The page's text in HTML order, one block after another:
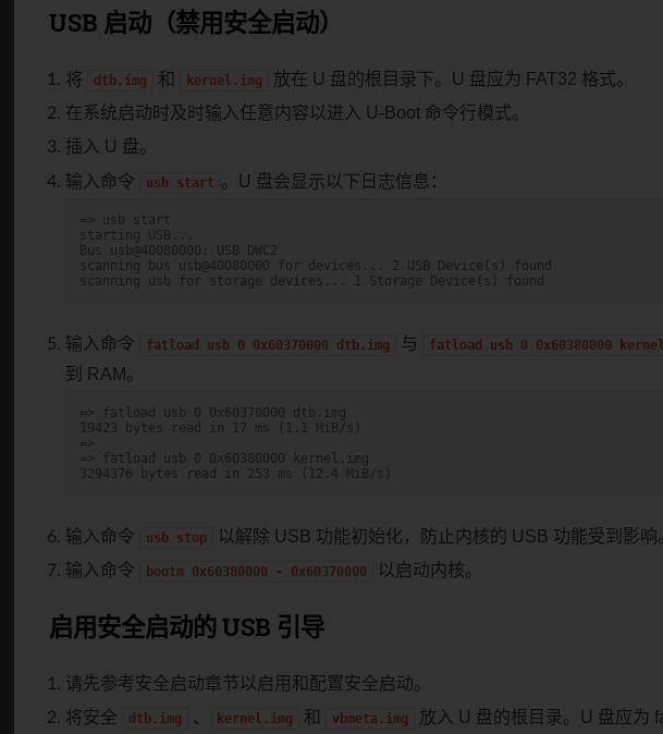
USB 启动（禁用安全启动）
将 dtb.img 和 kernel.img
放在 U 盘的根目录下。U 盘应为 FAT32 格式。
在系统启动时及时输入任意内容以进入 U-Boot 命令行模式。
插入 U 盘。
输入命令
usb start 。U 盘会显示以下日志信息：
=> usb start
starting USB...
Bus usb@40080000: USB DWC2
scanning bus usb@40080000 for devices... 2 USB Device(s) found
scanning usb for storage devices... 1 Storage Device(s) found
输入命令 fatload usb 0 0x60370000 dtb.img 与 fatload usb 0 0x60380000
到 RAM。
=> fatload usb 0 0x60370000 dtb.img
19423 bytes read in 17 ms (1.1 MiB/s)
=>
=> fatload usb 0 0x60380000 kernel.img
3294376 bytes read in 253 ms (12.4 MiB/s)
输入命令 usb stop
以解除 USB 功能初始化，防止内核的 USB 功能受到影响
输入命令
bootm 0x60380000 - 0x60370000 以启动内核。
启用安全启动的 USB 引导
请先参考安全启动章节以启用和配置安全启动。
将安全
dtb.img 、 kernel.img 和 vbmeta.img
放入 U 盘的根目录。U 盘应为